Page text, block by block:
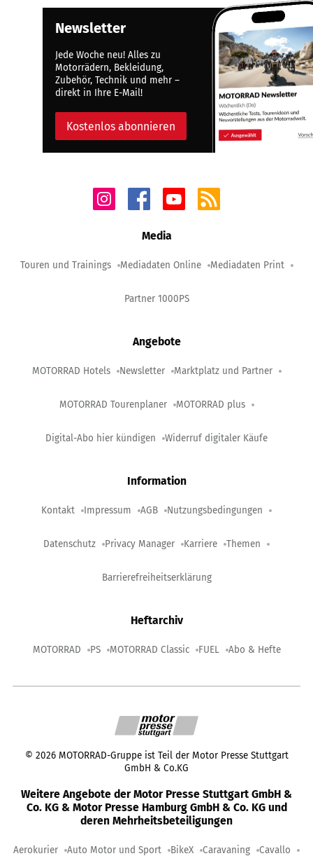
Newsletter
Jede Woche neu! Alles zu
Motorrädern, Bekleidung,
Zubehör, Technik und mehr –
direkt in Ihre E-Mail!
Kostenlos abonnieren
Media
Touren und Trainings Mediadaten Online Mediadaten Print
Partner 1000PS
Angebote
MOTORRAD Hotels Newsletter Marktplatz und Partner
MOTORRAD Tourenplaner MOTORRAD plus
Digital-Abo hier kündigen Widerruf digitaler Käufe
Information
Kontakt Impressum AGB Nutzungsbedingungen
Datenschutz Privacy Manager Karriere Themen
Barrierefreiheitserklärung
Heftarchiv
MOTORRAD PS MOTORRAD Classic FUEL Abo & Hefte
© 2026 MOTORRAD-Gruppe ist Teil der Motor Presse Stuttgart
GmbH & Co.KG
Weitere Angebote der Motor Presse Stuttgart GmbH &
Co. KG & Motor Presse Hamburg GmbH & Co. KG und
deren Mehrheitsbeteiligungen
Aerokurier Auto Motor und Sport BikeX Caravaning Cavallo